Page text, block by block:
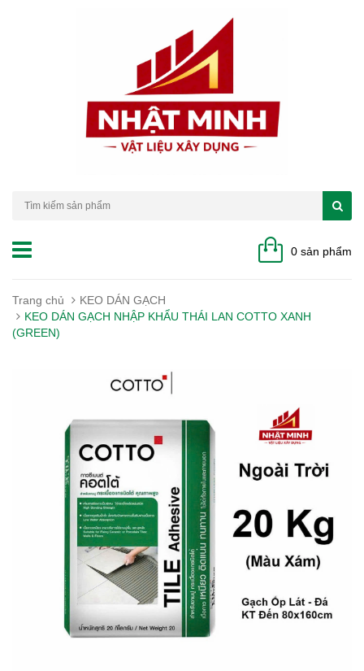
0 sản phẩm
Trang chủ
KEO DÁN GẠCH
KEO DÁN GẠCH NHẬP KHẨU THÁI LAN COTTO XANH
(GREEN)